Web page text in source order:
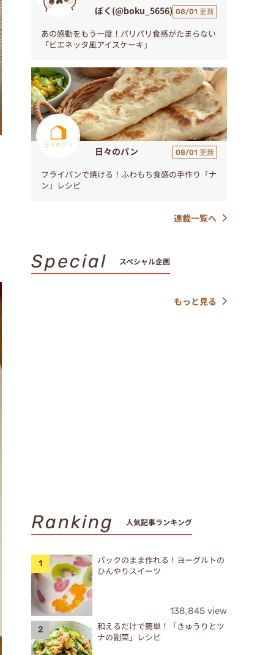
ぼく(@boku_5656) 08/01 更新
あの感動をもう一度！パリパリ食感がたまらない
「ビエネッタ風アイスケーキ」
日々のパン 08/01 更新
フライパンで焼ける！ふわもち食感の手作り「ナ
ン」レシピ
連載一覧へ
Special スペシャル企画
もっと見る
Ranking 人気記事ランキング
パックのまま作れる！ヨーグルトの
ひんやりスイーツ
138,845 view
和えるだけで簡単！「きゅうりとツ
ナの副菜」レシピ